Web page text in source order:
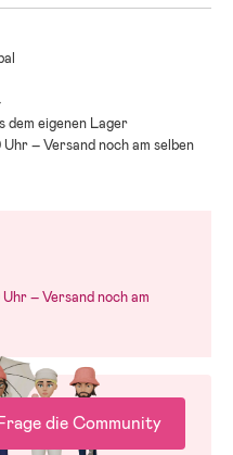
eigenen Lager
– Versand noch am selben
– Versand noch am
die Community